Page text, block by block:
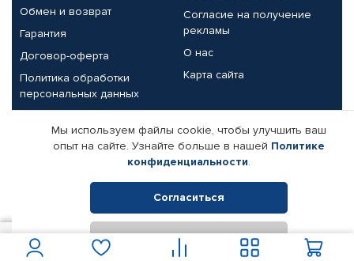
Обмен и возврат
Гарантия
Договор-оферта
Политика обработки
персональных данных
Согласие на получение
рекламы
О нас
Карта сайта
Партнерам
Корпоративным клиентам
Поставщикам
Реквизиты компании
© КАМАЗ ЦЕНТР ДОНЕЦК, 2015-2026. Все права защищены.
Интернет-магазин автомобильных товаров Автопрофи.
Мы используем файлы cookie, чтобы улучшить ваш
опыт на сайте. Узнайте больше в нашей Политике
конфиденциальности.
Согласиться
Отклонить
В корзину